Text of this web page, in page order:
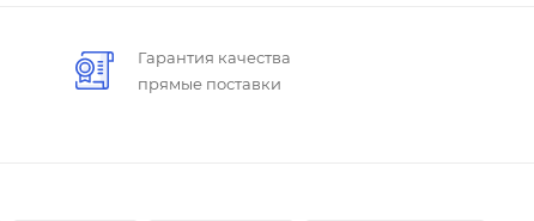
Гарантия качества
прямые поставки